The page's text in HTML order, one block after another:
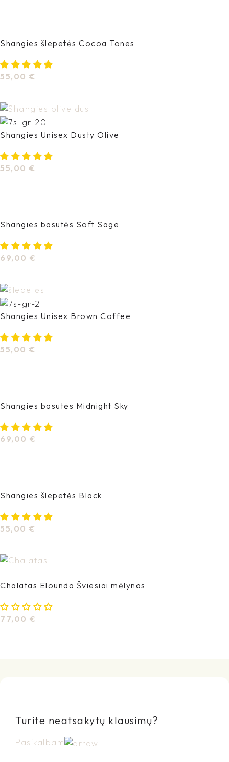
Shangies šlepetės Cocoa Tones
55,00 €
Shangies Unisex Dusty Olive
55,00 €
Shangies basutės Soft Sage
69,00 €
Shangies Unisex Brown Coffee
55,00 €
Shangies basutės Midnight Sky
69,00 €
Shangies šlepetės Black
55,00 €
Chalatas Elounda Šviesiai mėlynas
77,00 €
Turite neatsakytų klausimų?
Pasikalbam